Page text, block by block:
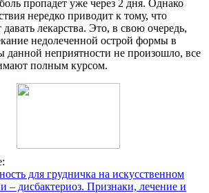
пропадет уже через 2 дня. Однако
нередко приводит к тому, что
лекарства. Это, в свою очередь,
недолеченной острой формы в
данной неприятности не произошло, все
полным курсом.
для грудничка на искусственном
– дисбактериоз. Признаки, лечение и